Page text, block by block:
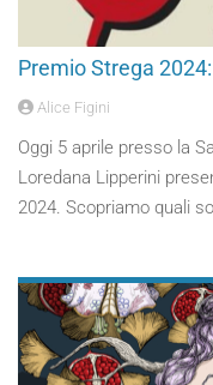
Premio Strega
Alice Figini
Oggi 5 aprile presso la
Loredana Lipperini
2024. Scopriamo quali